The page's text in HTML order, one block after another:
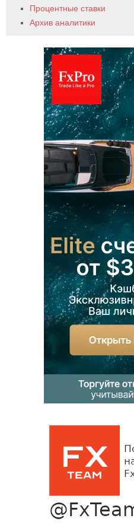
Процентные ставки
Архив аналитики